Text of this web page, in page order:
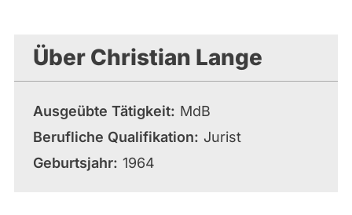
Über Christian Lange
Ausgeübte Tätigkeit
MdB
Berufliche Qualifikation
Jurist
Geburtsjahr 1964